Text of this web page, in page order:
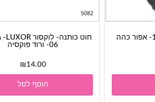
06- ורוד פוקסיה
₪14.00
הוסף לסל